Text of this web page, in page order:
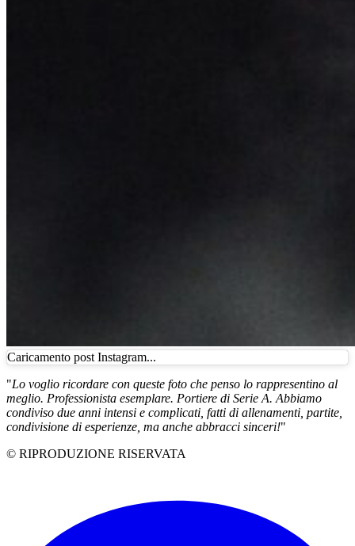
Caricamento post Instagram...
"Lo voglio ricordare con queste foto che penso lo rappresentino al
meglio. Professionista esemplare. Portiere di Serie A. Abbiamo
condiviso due anni intensi e complicati, fatti di allenamenti, partite,
condivisione di esperienze, ma anche abbracci sinceri!"
© RIPRODUZIONE RISERVATA